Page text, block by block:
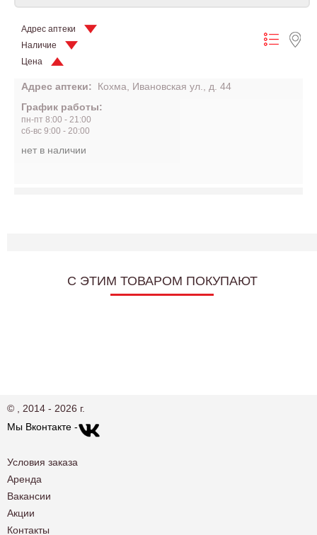
Адрес аптеки
Наличие
Цена
Адрес аптеки:
Кохма, Ивановская ул., д. 44
График работы:
пн-пт 8:00 - 21:00
сб-вс 9:00 - 20:00
нет в наличии
C ЭТИМ ТОВАРОМ ПОКУПАЮТ
© , 2014 - 2026 г.
Мы Вконтакте -
Условия заказа
Аренда
Вакансии
Акции
Контакты